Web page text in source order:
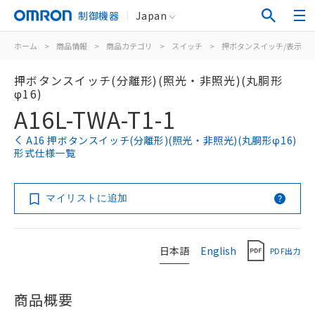
制御機器 Japan
ホーム > 商品情報 > 商品カテゴリ > スイッチ > 押ボタンスイッチ/表示灯
押ボタンスイッチ(分離形)(照光・非照光)(丸胴形
φ16)
A16L-TWA-T1-1
A16 押ボタンスイッチ(分離形)(照光・非照光)(丸胴形φ16)
形式仕様一覧
マイリストに追加
日本語 English PDF出力
商品概要